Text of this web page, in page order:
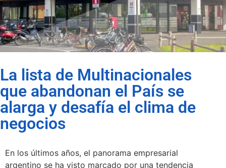
La lista de Multinacionales
que abandonan el País se
alarga y desafía el clima de
negocios
En los últimos años, el panorama empresarial
argentino se ha visto marcado por una tendencia